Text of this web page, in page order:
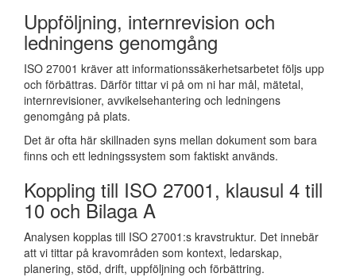
Uppföljning, internrevision och
ledningens genomgång
ISO 27001 kräver att informationssäkerhetsarbetet följs upp
och förbättras. Därför tittar vi på om ni har mål, mätetal,
internrevisioner, avvikelsehantering och ledningens
genomgång på plats.
Det är ofta här skillnaden syns mellan dokument som bara
finns och ett ledningssystem som faktiskt används.
Koppling till ISO 27001, klausul 4 till
10 och Bilaga A
Analysen kopplas till ISO 27001:s kravstruktur. Det innebär
att vi tittar på kravområden som kontext, ledarskap,
planering, stöd, drift, uppföljning och förbättring.